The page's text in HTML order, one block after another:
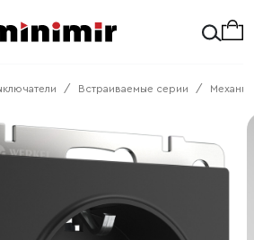
Встраиваемые серии